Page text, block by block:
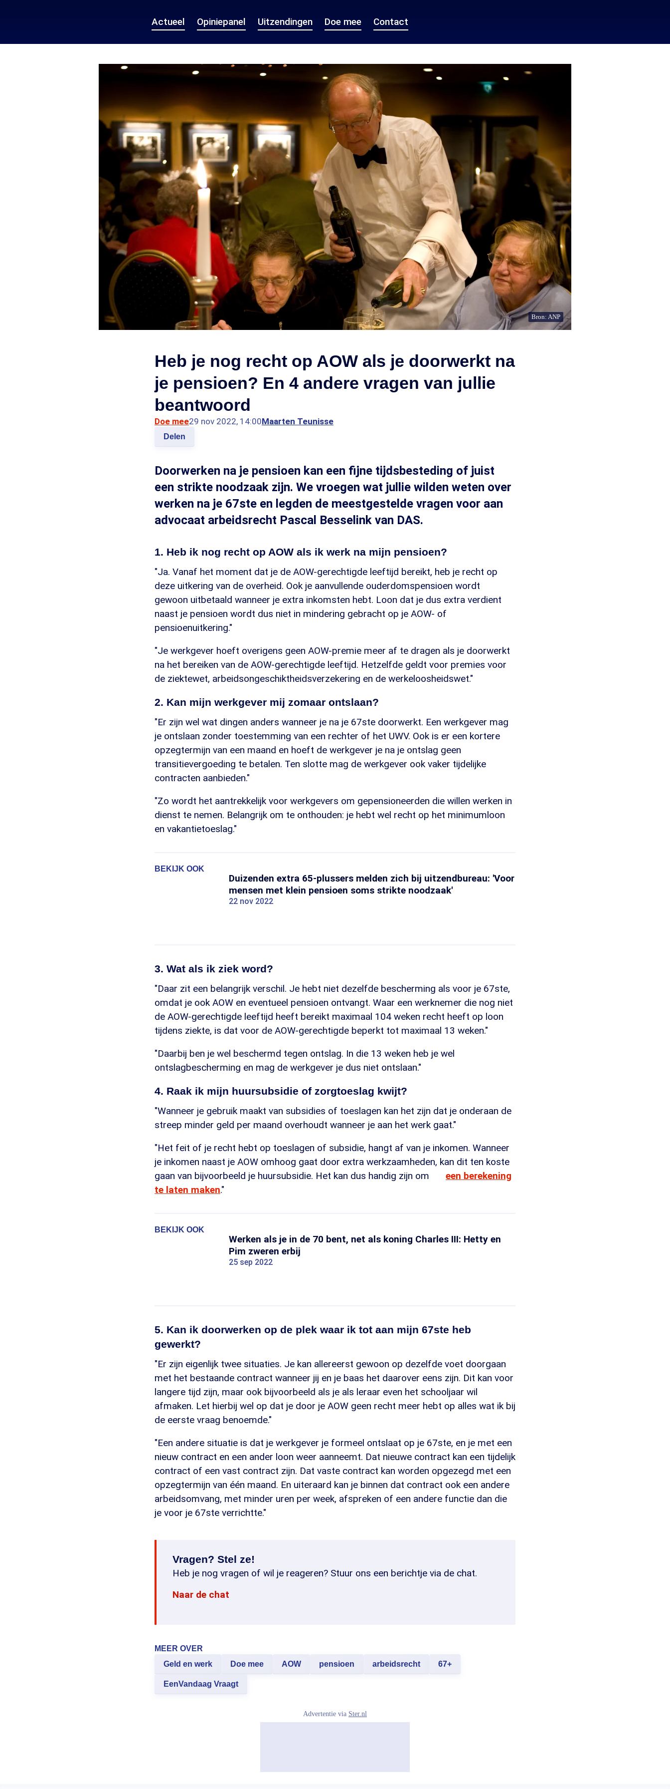
Actueel Opiniepanel Uitzendingen Doe mee Contact
Bron: ANP
Heb je nog recht op AOW als je doorwerkt na
je pensioen? En 4 andere vragen van jullie
beantwoord
Doe mee29 nov 2022, 14:00Maarten Teunisse
Delen
Doorwerken na je pensioen kan een fijne tijdsbesteding of juist
een strikte noodzaak zijn. We vroegen wat jullie wilden weten over
werken na je 67ste en legden de meestgestelde vragen voor aan
advocaat arbeidsrecht Pascal Besselink van DAS.
1. Heb ik nog recht op AOW als ik werk na mijn pensioen?
"Ja. Vanaf het moment dat je de AOW-gerechtigde leeftijd bereikt, heb je recht op
deze uitkering van de overheid. Ook je aanvullende ouderdomspensioen wordt
gewoon uitbetaald wanneer je extra inkomsten hebt. Loon dat je dus extra verdient
naast je pensioen wordt dus niet in mindering gebracht op je AOW- of
pensioenuitkering."
"Je werkgever hoeft overigens geen AOW-premie meer af te dragen als je doorwerkt
na het bereiken van de AOW-gerechtigde leeftijd. Hetzelfde geldt voor premies voor
de ziektewet, arbeidsongeschiktheidsverzekering en de werkeloosheidswet."
2. Kan mijn werkgever mij zomaar ontslaan?
"Er zijn wel wat dingen anders wanneer je na je 67ste doorwerkt. Een werkgever mag
je ontslaan zonder toestemming van een rechter of het UWV. Ook is er een kortere
opzegtermijn van een maand en hoeft de werkgever je na je ontslag geen
transitievergoeding te betalen. Ten slotte mag de werkgever ook vaker tijdelijke
contracten aanbieden."
"Zo wordt het aantrekkelijk voor werkgevers om gepensioneerden die willen werken in
dienst te nemen. Belangrijk om te onthouden: je hebt wel recht op het minimumloon
en vakantietoeslag."
BEKIJK OOK
Duizenden extra 65-plussers melden zich bij uitzendbureau: 'Voor
mensen met klein pensioen soms strikte noodzaak'
22 nov 2022
3. Wat als ik ziek word?
"Daar zit een belangrijk verschil. Je hebt niet dezelfde bescherming als voor je 67ste,
omdat je ook AOW en eventueel pensioen ontvangt. Waar een werknemer die nog niet
de AOW-gerechtigde leeftijd heeft bereikt maximaal 104 weken recht heeft op loon
tijdens ziekte, is dat voor de AOW-gerechtigde beperkt tot maximaal 13 weken."
"Daarbij ben je wel beschermd tegen ontslag. In die 13 weken heb je wel
ontslagbescherming en mag de werkgever je dus niet ontslaan."
4. Raak ik mijn huursubsidie of zorgtoeslag kwijt?
"Wanneer je gebruik maakt van subsidies of toeslagen kan het zijn dat je onderaan de
streep minder geld per maand overhoudt wanneer je aan het werk gaat."
"Het feit of je recht hebt op toeslagen of subsidie, hangt af van je inkomen. Wanneer
je inkomen naast je AOW omhoog gaat door extra werkzaamheden, kan dit ten koste
gaan van bijvoorbeeld je huursubsidie. Het kan dus handig zijn om
een berekening
te laten maken."
BEKIJK OOK
Werken als je in de 70 bent, net als koning Charles III: Hetty en
Pim zweren erbij
25 sep 2022
5. Kan ik doorwerken op de plek waar ik tot aan mijn 67ste heb
gewerkt?
"Er zijn eigenlijk twee situaties. Je kan allereerst gewoon op dezelfde voet doorgaan
met het bestaande contract wanneer jij en je baas het daarover eens zijn. Dit kan voor
langere tijd zijn, maar ook bijvoorbeeld als je als leraar even het schooljaar wil
afmaken. Let hierbij wel op dat je door je AOW geen recht meer hebt op alles wat ik bij
de eerste vraag benoemde."
"Een andere situatie is dat je werkgever je formeel ontslaat op je 67ste, en je met een
nieuw contract en een ander loon weer aanneemt. Dat nieuwe contract kan een tijdelijk
contract of een vast contract zijn. Dat vaste contract kan worden opgezegd met een
opzegtermijn van één maand. En uiteraard kan je binnen dat contract ook een andere
arbeidsomvang, met minder uren per week, afspreken of een andere functie dan die
je voor je 67ste verrichtte."
Vragen? Stel ze!
Heb je nog vragen of wil je reageren? Stuur ons een berichtje via de chat.
Naar de chat
MEER OVER
Geld en werk
Doe mee AOW pensioen arbeidsrecht 67+
EenVandaag Vraagt
Advertentie via Ster.nl